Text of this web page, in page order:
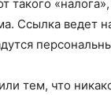
такого
Ссылка ведет
тем, что